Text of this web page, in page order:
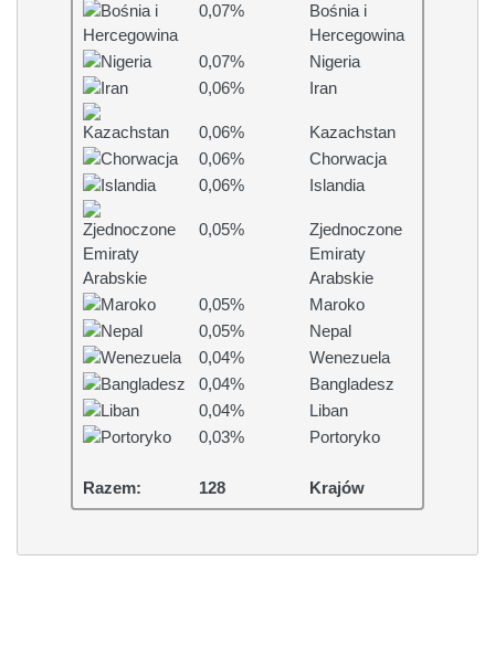
0,07%
Bośnia i
Hercegowina
0,07%
Nigeria
0,06%
Iran
0,06%
Kazachstan
0,06%
Chorwacja
0,06%
Islandia
0,05%
Zjednoczone
Emiraty
Arabskie
0,05%
Maroko
0,05%
Nepal
0,04%
Wenezuela
0,04%
Bangladesz
0,04%
Liban
0,03%
Portoryko
Razem: 128 Krajów